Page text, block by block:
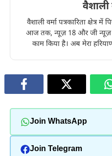
वैशाली
वैशाली वर्मा पत्रकारिता क्षेत्र
आज तक, न्यूज़ 18 और जी न्यूज़
काम किया है। अब मेरा
Join WhatsApp
Join Telegram